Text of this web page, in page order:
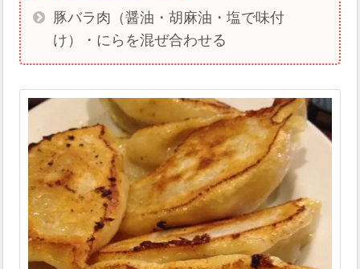
豚バラ肉（醤油・胡麻油・塩で味付
け）・にらを混ぜ合わせる